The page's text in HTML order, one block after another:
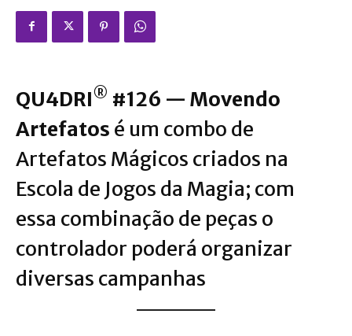
QU4DRI® #126 — Movendo
Artefatos é um combo de
Artefatos Mágicos criados na
Escola de Jogos da Magia; com
essa combinação de peças o
controlador poderá organizar
diversas campanhas